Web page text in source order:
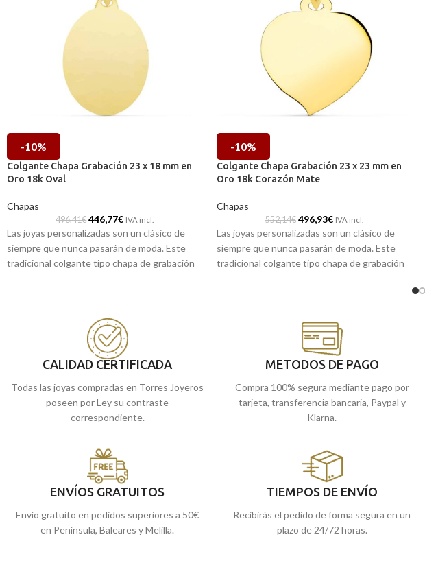
-10%
Colgante Chapa Grabación 23 x 18 mm en
Oro 18k Oval
Chapas
496,41€ 446,77€ IVA incl.
Las joyas personalizadas son un clásico de
siempre que nunca pasarán de moda. Este
tradicional colgante tipo chapa de grabación
grabada una imagen o el mensaje que quieras.
Puedes encontrarla en nuestras tiendas
de Málaga y Melilla, o si lo prefieres,
-10%
Colgante Chapa Grabación 23 x 23 mm en
Oro 18k Corazón Mate
Chapas
552,14€ 496,93€ IVA incl.
Las joyas personalizadas son un clásico de
siempre que nunca pasarán de moda. Este
tradicional colgante tipo chapa de grabación
llevar grabada una imagen o el mensaje que
CALIDAD CERTIFICADA
Todas las joyas compradas en Torres Joyeros
poseen por Ley su contraste
correspondiente.
METODOS DE PAGO
Compra 100% segura mediante pago por
tarjeta, transferencia bancaria, Paypal y
Klarna.
ENVÍOS GRATUITOS
Envío gratuito en pedidos superiores a 50€
en Península, Baleares y Melilla.
TIEMPOS DE ENVÍO
Recibirás el pedido de forma segura en un
plazo de 24/72 horas.